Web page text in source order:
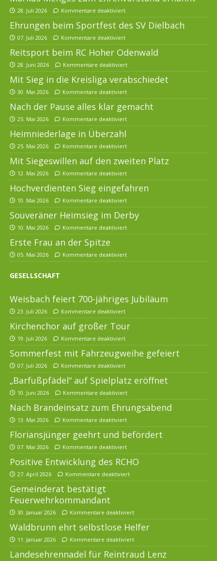
28. Juli 2026 Kommentare deaktiviert
Ehrungen beim Sportfest des SV Dielbach
07. Juli 2026 Kommentare deaktiviert
Reitsport beim RC Hoher Odenwald
28. Juni 2026 Kommentare deaktiviert
Mit Sieg in die Kreisliga verabschiedet
30. Mai 2026 Kommentare deaktiviert
Nach der Pause alles klar gemacht
25. Mai 2026 Kommentare deaktiviert
Heimniederlage in Überzahl
25. Mai 2026 Kommentare deaktiviert
Mit Siegeswillen auf den zweiten Platz
12. Mai 2026 Kommentare deaktiviert
Hochverdienten Sieg eingefahren
10. Mai 2026 Kommentare deaktiviert
Souveräner Heimsieg im Derby
10. Mai 2026 Kommentare deaktiviert
Erste Frau an der Spitze
05. Mai 2026 Kommentare deaktiviert
GESELLSCHAFT
Weisbach feiert 700-jähriges Jubiläum
23. Juli 2026 Kommentare deaktiviert
Kirchenchor auf großer Tour
19. Juli 2026 Kommentare deaktiviert
Sommerfest mit Fahrzeugweihe gefeiert
07. Juli 2026 Kommentare deaktiviert
„Barfußpfädel“ auf Spielplatz eröffnet
10. Juni 2026 Kommentare deaktiviert
Nach Brandeinsatz zum Ehrungsabend
13. Mai 2026 Kommentare deaktiviert
Floriansjünger geehrt und befördert
07. Mai 2026 Kommentare deaktiviert
Positive Entwicklung des RCHO
27. April 2026 Kommentare deaktiviert
Gemeinderat bestätigt
Feuerwehrkommandant
30. Januar 2026 Kommentare deaktiviert
Waldbrunn ehrt selbstlose Helfer
11. Januar 2026 Kommentare deaktiviert
Landesehrennadel für Reintraud Lenz